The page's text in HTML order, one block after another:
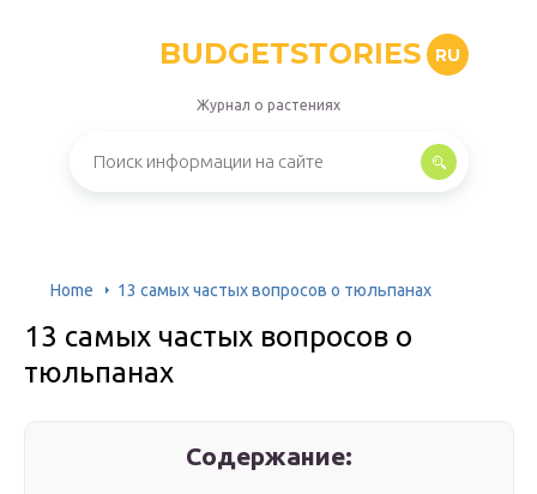
BUDGETSTORIES RU
Журнал о растениях
Home 13 самых частых вопросов о тюльпанах
13 самых частых вопросов о
тюльпанах
Содержание: